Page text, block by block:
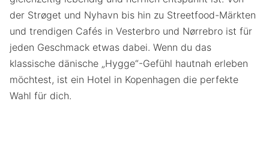
der Strøget und Nyhavn bis hin zu Streetfood-Märkten
und trendigen Cafés in Vesterbro und Nørrebro ist für
jeden Geschmack etwas dabei. Wenn du das
klassische dänische „Hygge“-Gefühl hautnah erleben
möchtest, ist ein Hotel in Kopenhagen die perfekte
Wahl für dich.